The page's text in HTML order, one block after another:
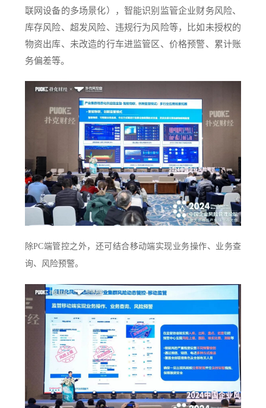
联网设备的多场景化），智能识别监管企业财务风险、
库存风险、超发风险、违规行为风险等，比如未授权的
物资出库、未改造的行车进监管区、价格预警、累计账
务偏差等。
除PC端管控之外，还可结合移动端实现业务操作、业务查
询、风险预警。